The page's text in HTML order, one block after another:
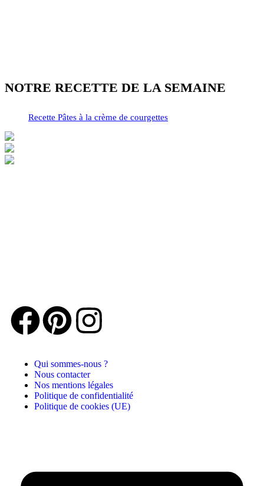
NOTRE RECETTE DE LA SEMAINE
Recette Pâtes à la crème de courgettes
Qui sommes-nous ?
Nous contacter
Nos mentions légales
Politique de confidentialité
Politique de cookies (UE)